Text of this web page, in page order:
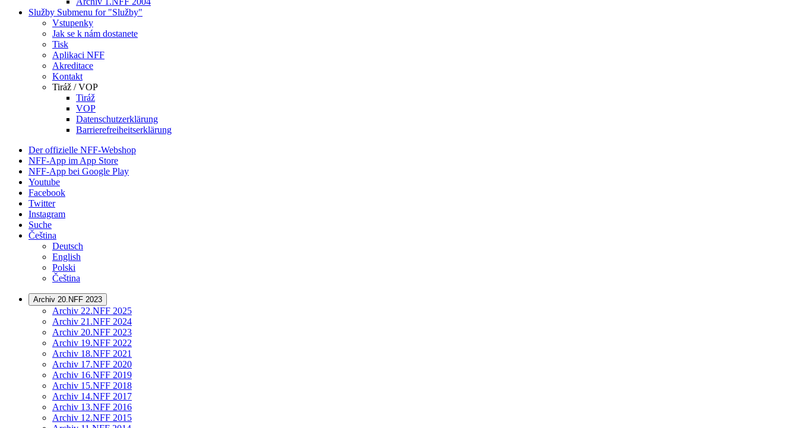
Služby Submenu for "Služby"
Vstupenky
Jak se k nám dostanete
Tisk
Aplikaci NFF
Akreditace
Kontakt
Tiráž / VOP
Tiráž
VOP
Datenschutzerklärung
Barrierefreiheitserklärung
Der offizielle NFF-Webshop
NFF-App im App Store
NFF-App bei Google Play
Youtube
Facebook
Twitter
Instagram
Suche
Čeština
Deutsch
English
Polski
Čeština
Archiv 20.NFF 2023
Archiv 22.NFF 2025
Archiv 21.NFF 2024
Archiv 20.NFF 2023
Archiv 19.NFF 2022
Archiv 18.NFF 2021
Archiv 17.NFF 2020
Archiv 16.NFF 2019
Archiv 15.NFF 2018
Archiv 14.NFF 2017
Archiv 13.NFF 2016
Archiv 12.NFF 2015